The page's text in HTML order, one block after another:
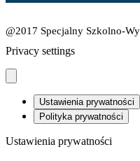
@2017 Specjalny Szkolno-
Privacy settings
Ustawienia prywatności
Polityka prywatności
Ustawienia prywatności